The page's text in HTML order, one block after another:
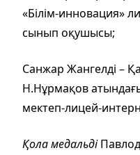
«Білім-инновация»
сынып оқушысы;
Санжар Жангелді –
Н.Нұрмақов
мектеп-лицей-
Қола медальді